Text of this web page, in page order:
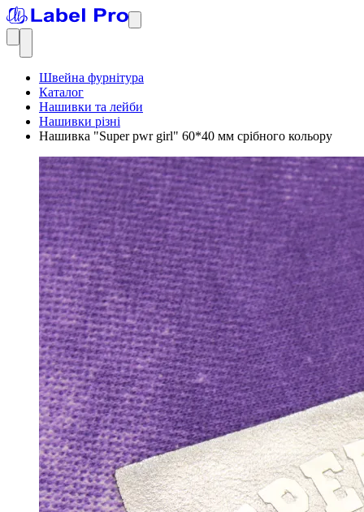
Швейна фурнітура
Каталог
Нашивки та лейби
Нашивки різні
Нашивка "Super pwr girl" 60*40 мм срібного кольору